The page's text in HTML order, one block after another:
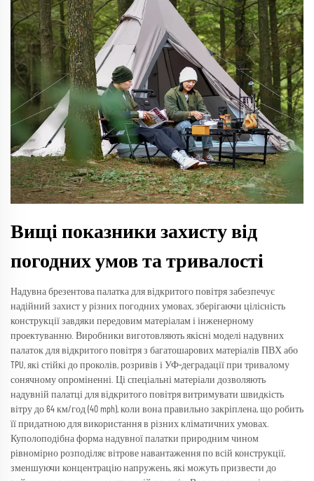
Вищі показники захисту від
погодних умов та тривалості
Надувна брезентова палатка для відкритого повітря забезпечує
надійний захист у різних погодних умовах, зберігаючи цілісність
конструкції завдяки передовим матеріалам і інженерному
проектуванню. Виробники виготовляють якісні моделі надувних
палаток для відкритого повітря з багатошарових матеріалів ПВХ або
TPU, які стійкі до проколів, розривів і УФ-деградації при тривалому
сонячному опроміненні. Ці спеціальні матеріали дозволяють
надувній палатці для відкритого повітря витримувати швидкість
вітру до 64 км/год (40 mph), коли вона правильно закріплена, що робить
її придатною для використання в різних кліматичних умовах.
Куполоподібна форма надувної палатки природним чином
рівномірно розподіляє вітрове навантаження по всій конструкції,
зменшуючи концентрацію напружень, які можуть призвести до